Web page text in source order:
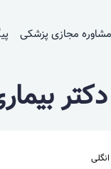
مشاوره مجازی پزشکی